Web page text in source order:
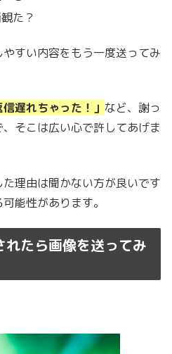
た？
すい内容をもう一度送ってみ
信遅れちゃった！」 など、謝っ
そこは広い心で許してあげま
理由は聞かない方が良いです
能性があります。
たら画像を送ってみ